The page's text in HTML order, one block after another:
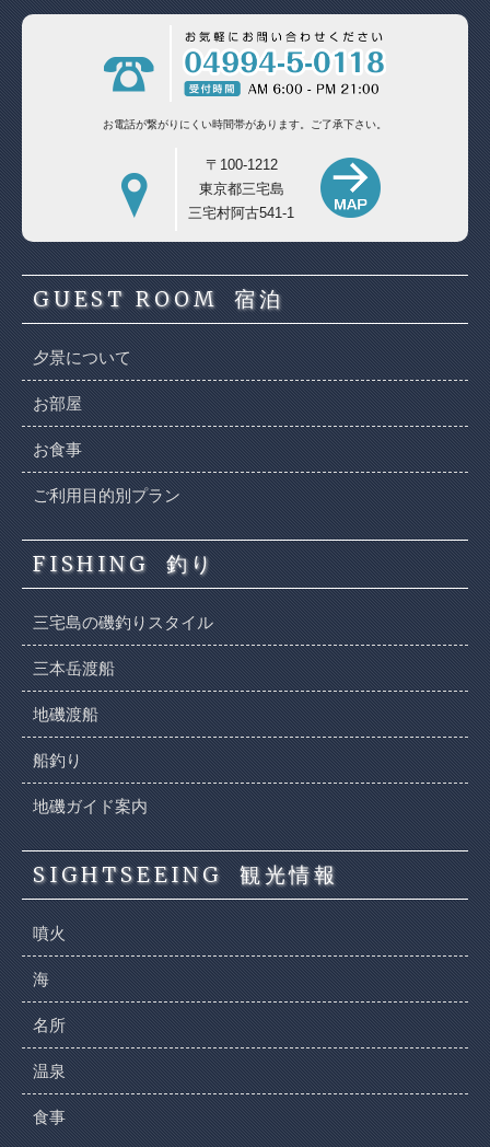
お電話が繋がりにくい時間帯があります。 ご了承下さい。
〒100-1212
東京都三宅島
三宅村阿古541-1
GUEST ROOM 宿泊
夕景について
お部屋
お食事
ご利用目的別プラン
FISHING 釣り
三宅島の磯釣りスタイル
三本岳渡船
地磯渡船
船釣り
地磯ガイド案内
SIGHTSEEING 観光情報
噴火
海
名所
温泉
食事